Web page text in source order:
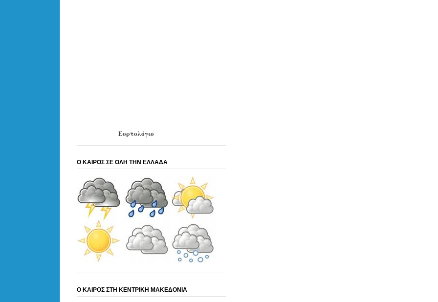
Εορτολόγιο
Ο ΚΑΙΡΟΣ ΣΕ ΟΛΗ ΤΗΝ ΕΛΛΑΔΑ
Ο ΚΑΙΡΟΣ ΣΤΗ ΚΕΝΤΡΙΚΗ ΜΑΚΕΔΟΝΙΑ